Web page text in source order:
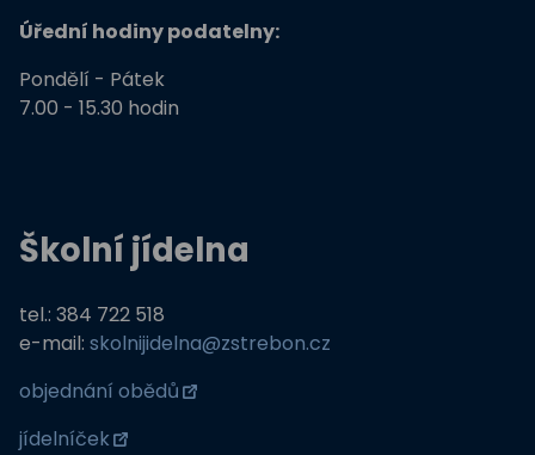
Úřední hodiny podatelny:
Pondělí - Pátek
7.00 - 15.30 hodin
Školní jídelna
tel.: 384 722 518
e-mail: skolnijidelna@zstrebon.cz
objednání obědů
jídelníček